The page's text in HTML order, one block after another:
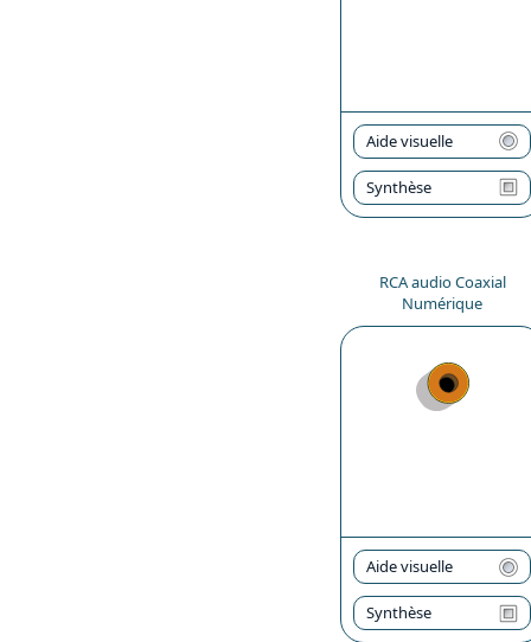
Aide visuelle
Synthèse
RCA audio Coaxial
Numérique
Aide visuelle
Synthèse